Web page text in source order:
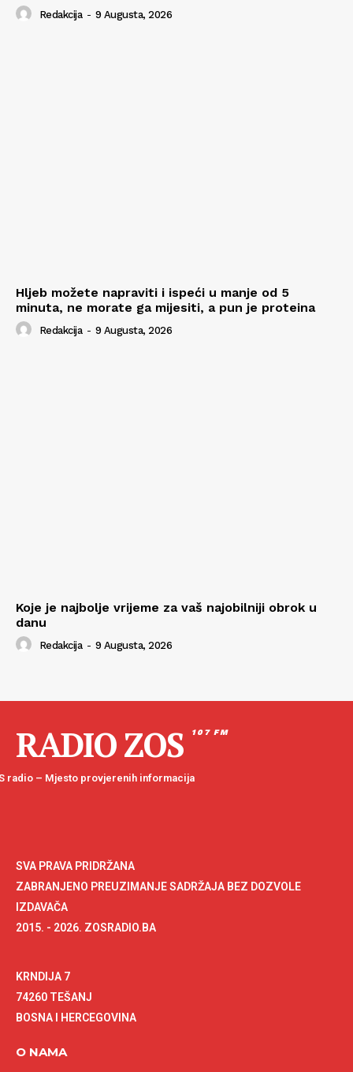
Redakcija - 9 Augusta, 2026
Hljeb možete napraviti i ispeći u manje od 5
minuta, ne morate ga mijesiti, a pun je proteina
Redakcija - 9 Augusta, 2026
Koje je najbolje vrijeme za vaš najobilniji obrok u
danu
Redakcija - 9 Augusta, 2026
RADIO ZOS 107 FM
radio – Mjesto provjerenih informacija
SVA PRAVA PRIDRŽANA
ZABRANJENO PREUZIMANJE SADRŽAJA BEZ DOZVOLE
IZDAVAČA
2015. - 2026. ZOSRADIO.BA
KRNDIJA 7
74260 TEŠANJ
BOSNA I HERCEGOVINA
O NAMA